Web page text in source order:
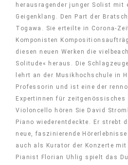
herausragender junger Solist mit
Geigenklang. Den Part der
Togawa. Sie erteilte in Corona-
Komponisten
diesen neuen Werken die
Solitude« heraus. Die
lehrt an der Musikhochschule in
Professorin und ist eine der
Expertinnen für zeitgenössisches
Violoncello hören Sie David
Piano wiederentdeckte. Er strebt
neue, faszinierende
auch als Kurator der Konzerte mit
Pianist Florian Uhlig spielt das